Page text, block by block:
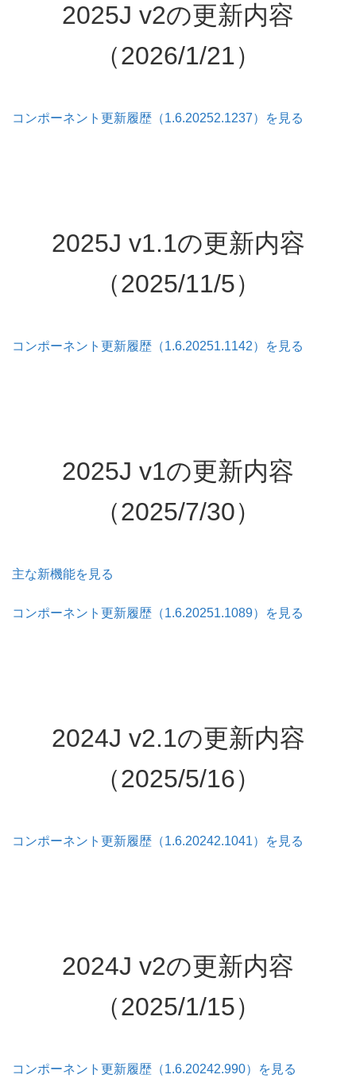
2025J v2の更新内容
（2026/1/21）
コンポーネント更新履歴（1.6.20252.1237）を見る
2025J v1.1の更新内容
（2025/11/5）
コンポーネント更新履歴（1.6.20251.1142）を見る
2025J v1の更新内容
（2025/7/30）
主な新機能を見る
コンポーネント更新履歴（1.6.20251.1089）を見る
2024J v2.1の更新内容
（2025/5/16）
コンポーネント更新履歴（1.6.20242.1041）を見る
2024J v2の更新内容
（2025/1/15）
コンポーネント更新履歴（1.6.20242.990）を見る